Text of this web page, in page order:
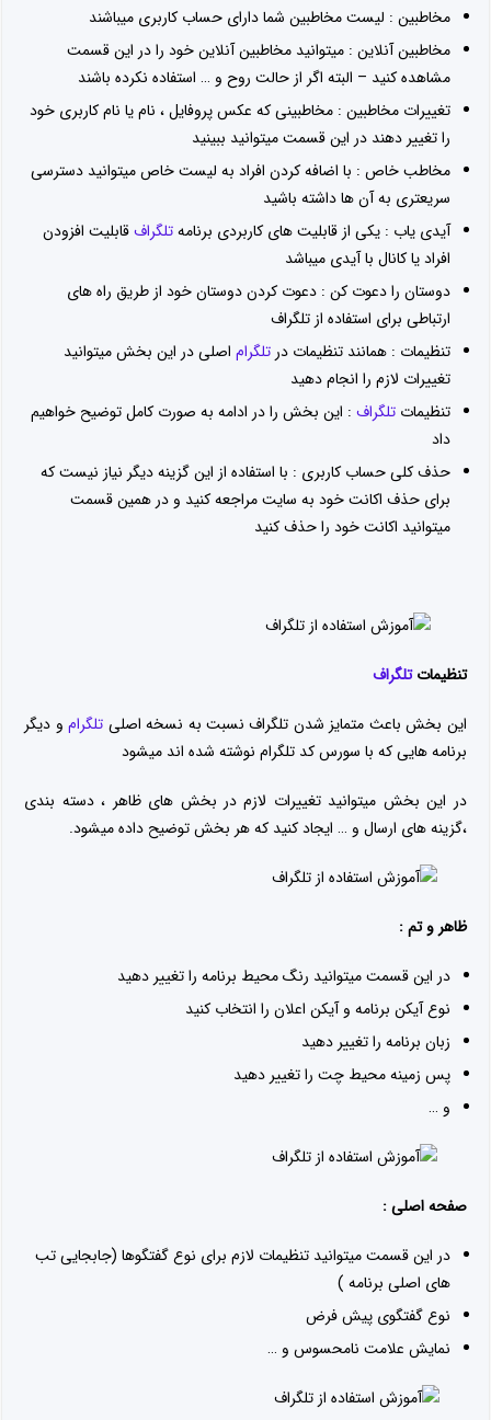
مخاطبین : لیست مخاطبین شما دارای حساب کاربری میباشند
مخاطبین آنلاین : میتوانید مخاطبین آنلاین خود را در این قسمت
مشاهده کنید – البته اگر از حالت روح و … استفاده نکرده باشند
تغییرات مخاطبین : مخاطبینی که عکس پروفایل ، نام یا نام کاربری خود
را تغییر دهند در این قسمت میتوانید ببینید
مخاطب خاص : با اضافه کردن افراد به لیست خاص میتوانید دسترسی
سریعتری به آن ها داشته باشید
آیدی یاب : یکی از قابلیت های کاربردی برنامهتلگرافقابلیت افزودن
افراد یا کانال با آیدی میباشد
دوستان را دعوت کن : دعوت کردن دوستان خود از طریق راه های
ارتباطی برای استفاده از تلگراف
تنظیمات : همانند تنظیمات درتلگرام اصلی در این بخش میتوانید
تغییرات لازم را انجام دهید
تنظیماتتلگراف : این بخش را در ادامه به صورت کامل توضیح خواهیم
داد
حذف کلی حساب کاربری : با استفاده از این گزینه دیگر نیاز نیست که
برای حذف اکانت خود به سایت مراجعه کنید و در همین قسمت
میتوانید اکانت خود را حذف کنید
تنظیماتتلگراف
این بخش باعث متمایز شدن تلگراف نسبت به نسخه اصلی تلگرام و دیگر
برنامه هایی که با سورس کد تلگرام نوشته شده اند میشود
در این بخش میتوانید تغییرات لازم در بخش های ظاهر ، دسته بندی
،گزینه های ارسال و … ایجاد کنید که هر بخش توضیح داده میشود.
ظاهر و تم :
در این قسمت میتوانید رنگ محیط برنامه را تغییر دهید
نوع آیکن برنامه و آیکن اعلان را انتخاب کنید
زبان برنامه را تغییر دهید
پس زمینه محیط چت را تغییر دهید
و …
صفحه اصلی :
در این قسمت میتوانید تنظیمات لازم برای نوع گفتگوها (جابجایی تب
های اصلی برنامه )
نوع گفتگوی پیش فرض
نمایش علامت نامحسوس و …